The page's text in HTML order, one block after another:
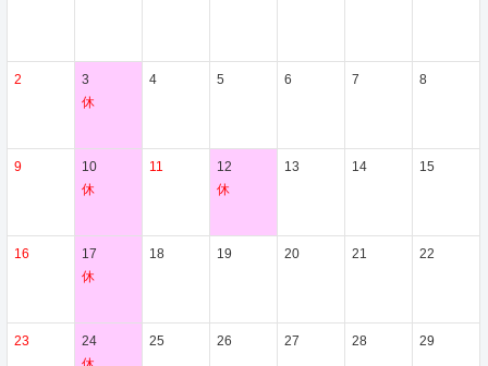
2
3
休
4 5 6 7 8
9
10
休
11
12
休
13 14 15
16
17
休
18 19 20 21 22
23
24
休
25 26 27 28 29